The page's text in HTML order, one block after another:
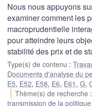
Nous nous appuyons
examiner comment les
macroprudentielle
pour atteindre leurs
stabilité des prix et de
Type(s) de contenu :
Documents d'analyse du
E5, E52, E58, E6, E61 , G,
Thème(s) de recherche :
transmission de la